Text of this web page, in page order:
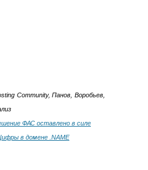
Community, Панов, Воробьев,
ФАС оставлено в силе
в домене .NAME